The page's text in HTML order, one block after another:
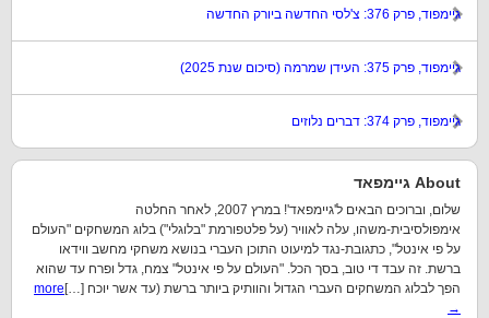
גיימפוד, פרק 376: צ'לסי החדשה ביורק החדשה
גיימפוד, פרק 375: העידן שמרמה (סיכום שנת 2025)
גיימפוד, פרק 374: דברים נלוזים
About גיימפאד
שלום, וברוכים הבאים ל'גיימפאד'! במרץ 2007, לאחר החלטה
אימפולסיבית-משהו, עלה לאוויר (על פלטפורמת "בלוגלי") בלוג המשחקים "העולם
על פי אינטל", כתגובת-נגד למיעוט התוכן העברי בנושא משחקי מחשב ווידאו
ברשת. זה עבד די טוב, בסך הכל. "העולם על פי אינטל" צמח, גדל ופרח עד שהוא
הפך לבלוג המשחקים העברי הגדול והוותיק ביותר ברשת (עד אשר יוכח […] more
→